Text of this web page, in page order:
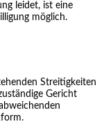
leidet, ist eine
möglich.
Streitigkeiten
Gericht